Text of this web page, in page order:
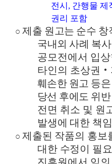
전시 , 간행물 제
권리 포함
○ 제출 원고는 순수 창
국내외 사례 복
공모전에서 입
타인의 초상권 ‧
훼손한 원고 등
당선 후에도 위
전면 취소 및 원
발생에 대한 책
○ 제출된 작품의 홍보
대한 수정이 필